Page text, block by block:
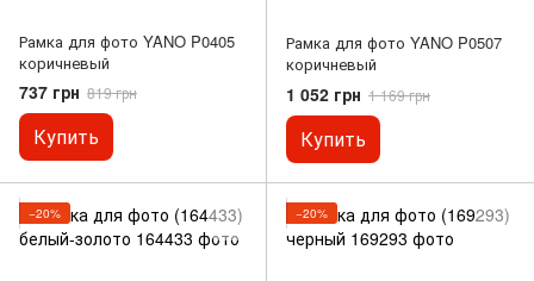
Рамка для фото YANO P0405
коричневый
737 грн 819 грн
Купить
Рамка для фото YANO P0507
коричневый
1 052 грн 1 169 грн
Купить
−20% −20%